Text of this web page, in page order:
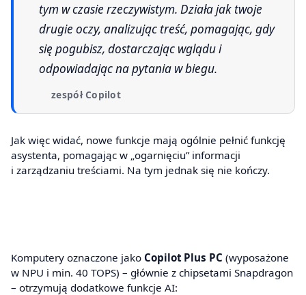
tym w czasie rzeczywistym. Działa jak twoje
drugie oczy, analizując treść, pomagając, gdy
się pogubisz, dostarczając wglądu i
odpowiadając na pytania w biegu.
zespół Copilot
Jak więc widać, nowe funkcje mają ogólnie pełnić funkcję
asystenta, pomagając w „ogarnięciu” informacji
i zarządzaniu treściami. Na tym jednak się nie kończy.
Komputery oznaczone jako Copilot Plus PC (wyposażone
w NPU i min. 40 TOPS) – głównie z chipsetami Snapdragon
– otrzymują dodatkowe funkcje AI: